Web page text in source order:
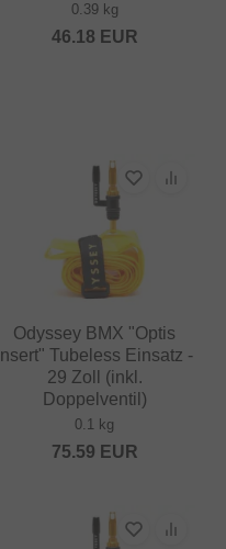
0.39 kg
46.18 EUR
Odyssey BMX "Optis
Insert" Tubeless Einsatz -
29 Zoll (inkl.
Doppelventil)
0.1 kg
75.59 EUR